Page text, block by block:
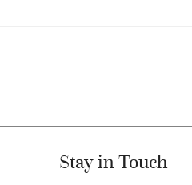
Stay in Touch